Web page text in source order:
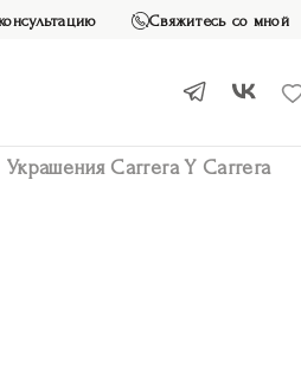
Свяжитесь со мной
Украшения Carrera Y Carrera